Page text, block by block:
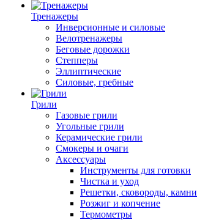
Тренажеры
Инверсионные и силовые
Велотренажеры
Беговые дорожки
Степперы
Эллиптические
Силовые, гребные
Грили
Газовые грили
Угольные грили
Керамические грили
Смокеры и очаги
Аксессуары
Инструменты для готовки
Чистка и уход
Решетки, сковороды, камни
Розжиг и копчение
Термометры